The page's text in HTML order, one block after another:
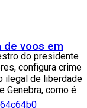
de voos em
do presidente
configura crime
ilegal de liberdade
Genebra, como é